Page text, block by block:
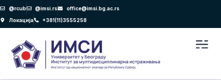
Пређи
на
садржај
@rcub @imsi.rs
office@imsi.bg.ac.rs
Локација
+381(11)3555258